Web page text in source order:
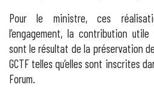
Pour le ministre, ces
l’engagement, la contribution
sont le résultat de la préservation
GCTF telles qu’elles sont inscrites
Forum.